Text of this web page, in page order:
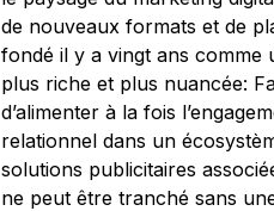
de nouveaux formats et de
fondé il y a vingt ans comme
plus riche et plus nuancée:
d’alimenter à la fois
relationnel dans un
solutions publicitaires
ne peut être tranché sans